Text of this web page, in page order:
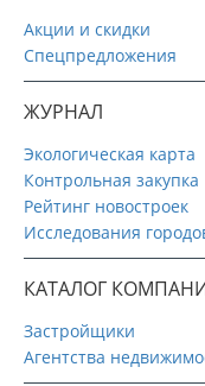
Акции и скидки
Спецпредложения
ЖУРНАЛ
Экологическая карта
Контрольная закупка
Рейтинг новостроек
Исследования
КАТАЛОГ
Застройщики
Агентства